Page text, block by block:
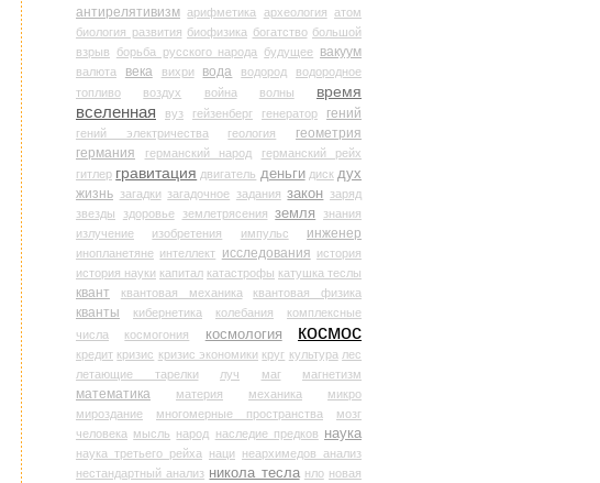
антирелятивизм арифметика археология атом
биология развития биофизика богатство большой
взрыв
борьба русского народа будущее вакуум
валюта века вихри вода водород
водородное
топливо
воздух война волны
время
вселенная
вуз гейзенберг генератор гений
гений электричества геология
геометрия
германия
германский народ
германский рейх
гитлер гравитация двигатель деньги диск дух
жизнь загадки загадочное задания закон заряд
звезды
здоровье землетрясения земля
знания
излучение
изобретения импульс инженер
инопланетяне интеллект исследования история
история науки капитал катастрофы катушка теслы
квант квантовая механика квантовая физика
кванты кибернетика колебания
комплексные
числа
космогония космология космос
кредит кризис кризис экономики круг культура лес
летающие тарелки
луч маг магнетизм
математика материя механика
микро
мироздание
многомерные пространства
мозг
человека мысль народ наследие предков наука
наука третьего рейха наци
неархимедов анализ
нестандартный анализ никола тесла нло новая